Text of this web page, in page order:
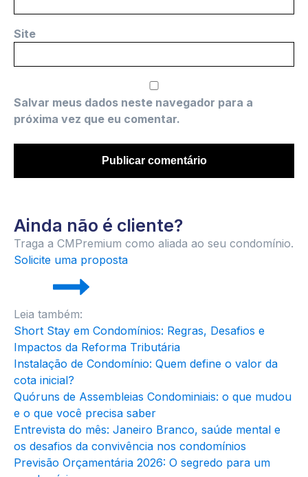
Site
Salvar meus dados neste navegador para a
próxima vez que eu comentar.
Ainda não é cliente?
Traga a CMPremium como aliada ao seu condomínio.
Solicite uma proposta
Leia também:
Short Stay em Condomínios: Regras, Desafios e
Impactos da Reforma Tributária
Instalação de Condomínio: Quem define o valor da
cota inicial?
Quóruns de Assembleias Condominiais: o que mudou
e o que você precisa saber
Entrevista do mês: Janeiro Branco, saúde mental e
os desafios da convivência nos condomínios
Previsão Orçamentária 2026: O segredo para um